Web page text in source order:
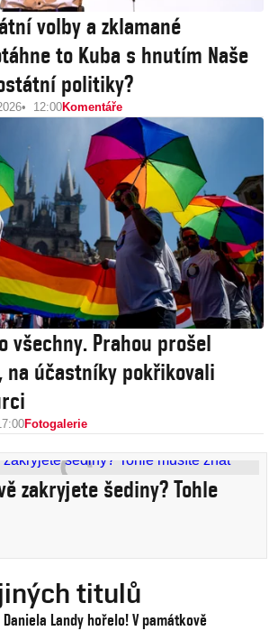
volby a zklamané
to Kuba s hnutím Naše
politiky?
12:00Komentáře
všechny. Prahou prošel
na účastníky pokřikovali
Fotogalerie
zakryjete šediny? Tohle
titulů
Daniela Landy hořelo! V památkově